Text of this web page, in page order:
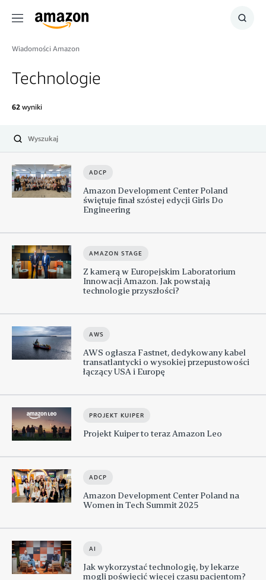
Menu
Wiadomości Amazon
Technologie
62 wyniki
Wyślij
ADCP
Amazon Development Center Poland
świętuje finał szóstej edycji Girls Do
Engineering
AMAZON STAGE
Z kamerą w Europejskim Laboratorium
Innowacji Amazon. Jak powstają
technologie przyszłości?
AWS
AWS ogłasza Fastnet, dedykowany kabel
transatlantycki o wysokiej przepustowości
łączący USA i Europę
PROJEKT KUIPER
Projekt Kuiper to teraz Amazon Leo
ADCP
Amazon Development Center Poland na
Women in Tech Summit 2025
AI
Jak wykorzystać technologię, by lekarze
mogli poświęcić więcej czasu pacjentom?